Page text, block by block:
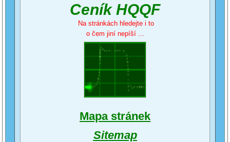
Ceník HQQF
Na stránkách hledejte i to
o čem jiní nepíší ...
Mapa stránek
Sitemap